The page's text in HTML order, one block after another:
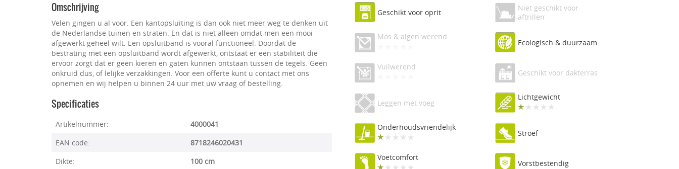
Omschrijving
Velen gingen u al voor. Een kantopsluiting is dan ook niet meer weg te denken uit
de Nederlandse tuinen en straten. En dat is niet alleen omdat men een mooi
afgewerkt geheel wilt. Een opsluitband is vooral functioneel. Doordat de
bestrating met een opsluitband wordt afgewerkt, ontstaat er een stabiliteit die
ervoor zorgt dat er geen kieren en gaten kunnen ontstaan tussen de tegels. Geen
onkruid dus, of lelijke verzakkingen. Voor een offerte kunt u contact met ons
opnemen en wij helpen u binnen 24 uur met uw vraag of bestelling.
Specificaties
Artikelnummer:
4000041
EAN code:
8718246020431
Dikte:
100 cm
Geschikt voor oprit
Niet geschikt voor
aftrillen
Mos & algen werend
Ecologisch & duurzaam
Vuilwerend
Geschikt voor dakterras
Leggen met voeg
Lichtgewicht
Onderhoudsvriendelijk
Stroef
Voetcomfort
Vorstbestendig